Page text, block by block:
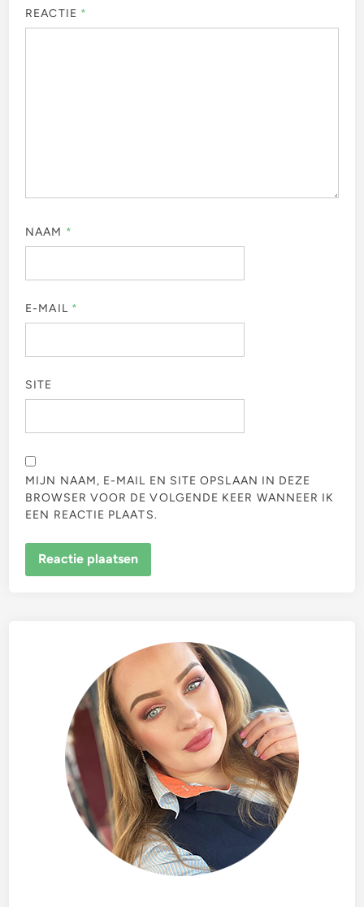
REACTIE *
NAAM *
E-MAIL *
SITE
MIJN NAAM, E-MAIL EN SITE OPSLAAN IN DEZE
BROWSER VOOR DE VOLGENDE KEER WANNEER IK
EEN REACTIE PLAATS.